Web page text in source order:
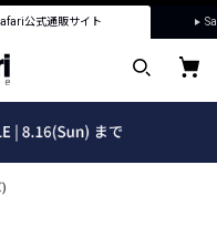
公式通販サイト
)